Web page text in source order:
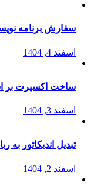
سفارش برنامه
اسفند 4, 1404
ساخت اکسپرت بر
اسفند 3, 1404
تبدیل اندیکاتور
اسفند 2, 1404